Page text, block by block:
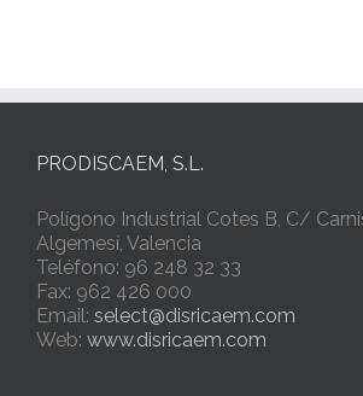
PRODISCAEM, S.L.
Polígono Industrial Cotes B, C/
Algemesí, Valencia
Teléfono: 96 248 32 33
Fax: 962 426 000
Email: select@disricaem.com
Web: www.disricaem.com